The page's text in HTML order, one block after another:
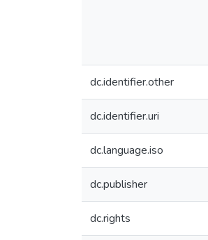
dc.identifier.other
dc.identifier.uri
dc.language.iso
dc.publisher
dc.rights